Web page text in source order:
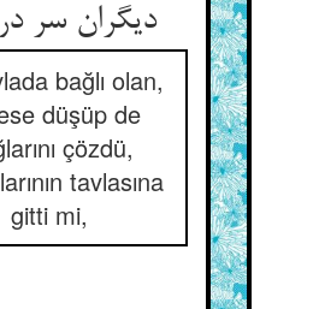
دیگران سر
bağlı olan,
düşüp de
çözdü,
tavlasına
gitti mi,